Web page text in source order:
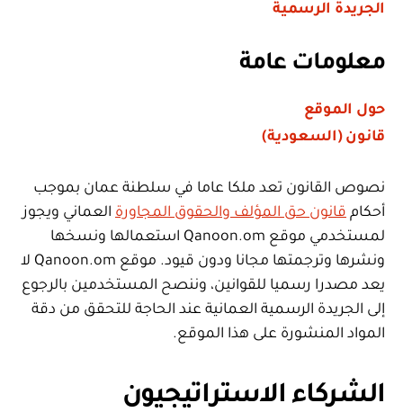
الجريدة الرسمية
معلومات عامة
حول الموقع
قانون (السعودية)
نصوص القانون تعد ملكا عاما في سلطنة عمان بموجب
أحكام قانون حق المؤلف والحقوق المجاورة العماني ويجوز
لمستخدمي موقع Qanoon.om استعمالها ونسخها
ونشرها وترجمتها مجانا ودون قيود. موقع Qanoon.om لا
يعد مصدرا رسميا للقوانين، وننصح المستخدمين بالرجوع
إلى الجريدة الرسمية العمانية عند الحاجة للتحقق من دقة
المواد المنشورة على هذا الموقع.
الشركاء الاستراتيجيون